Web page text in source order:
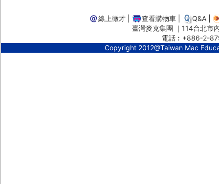
線上徵才 查看購物車 Q&A
臺灣麥克集團 ｜114台北
電話︰+886-2-
Copyright 2012@Taiwan Mac